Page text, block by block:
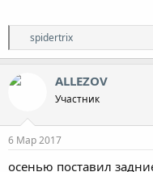
Р
е
а
:
spidertrix
ALLEZOV
Участник
6 Мар 2017
осенью поставил